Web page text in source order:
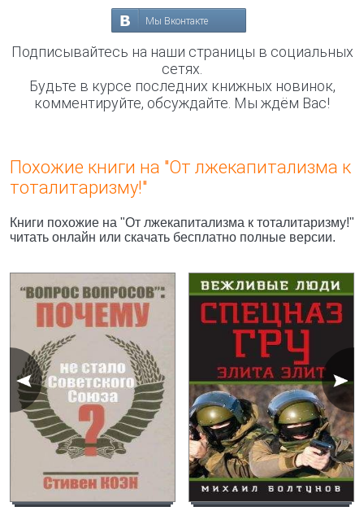
Мы Вконтакте
Подписывайтесь на наши страницы в социальных
сетях.
Будьте в курсе последних книжных новинок,
комментируйте, обсуждайте. Мы ждём Вас!
Похожие книги на "От лжекапитализма к
тоталитаризму!"
Книги похожие на "От лжекапитализма к тоталитаризму!"
читать онлайн или скачать бесплатно полные версии.